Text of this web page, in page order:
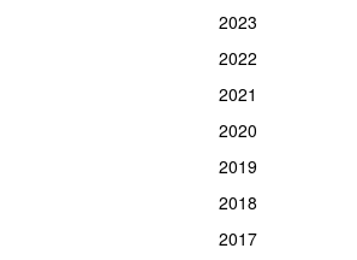
2023
2022
2021
2020
2019
2018
2017